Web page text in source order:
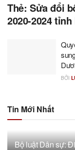
Thẻ: Sửa đổi
2020-2024
BỞI
Tin Mới Nhất
Bộ luật Dân sự: